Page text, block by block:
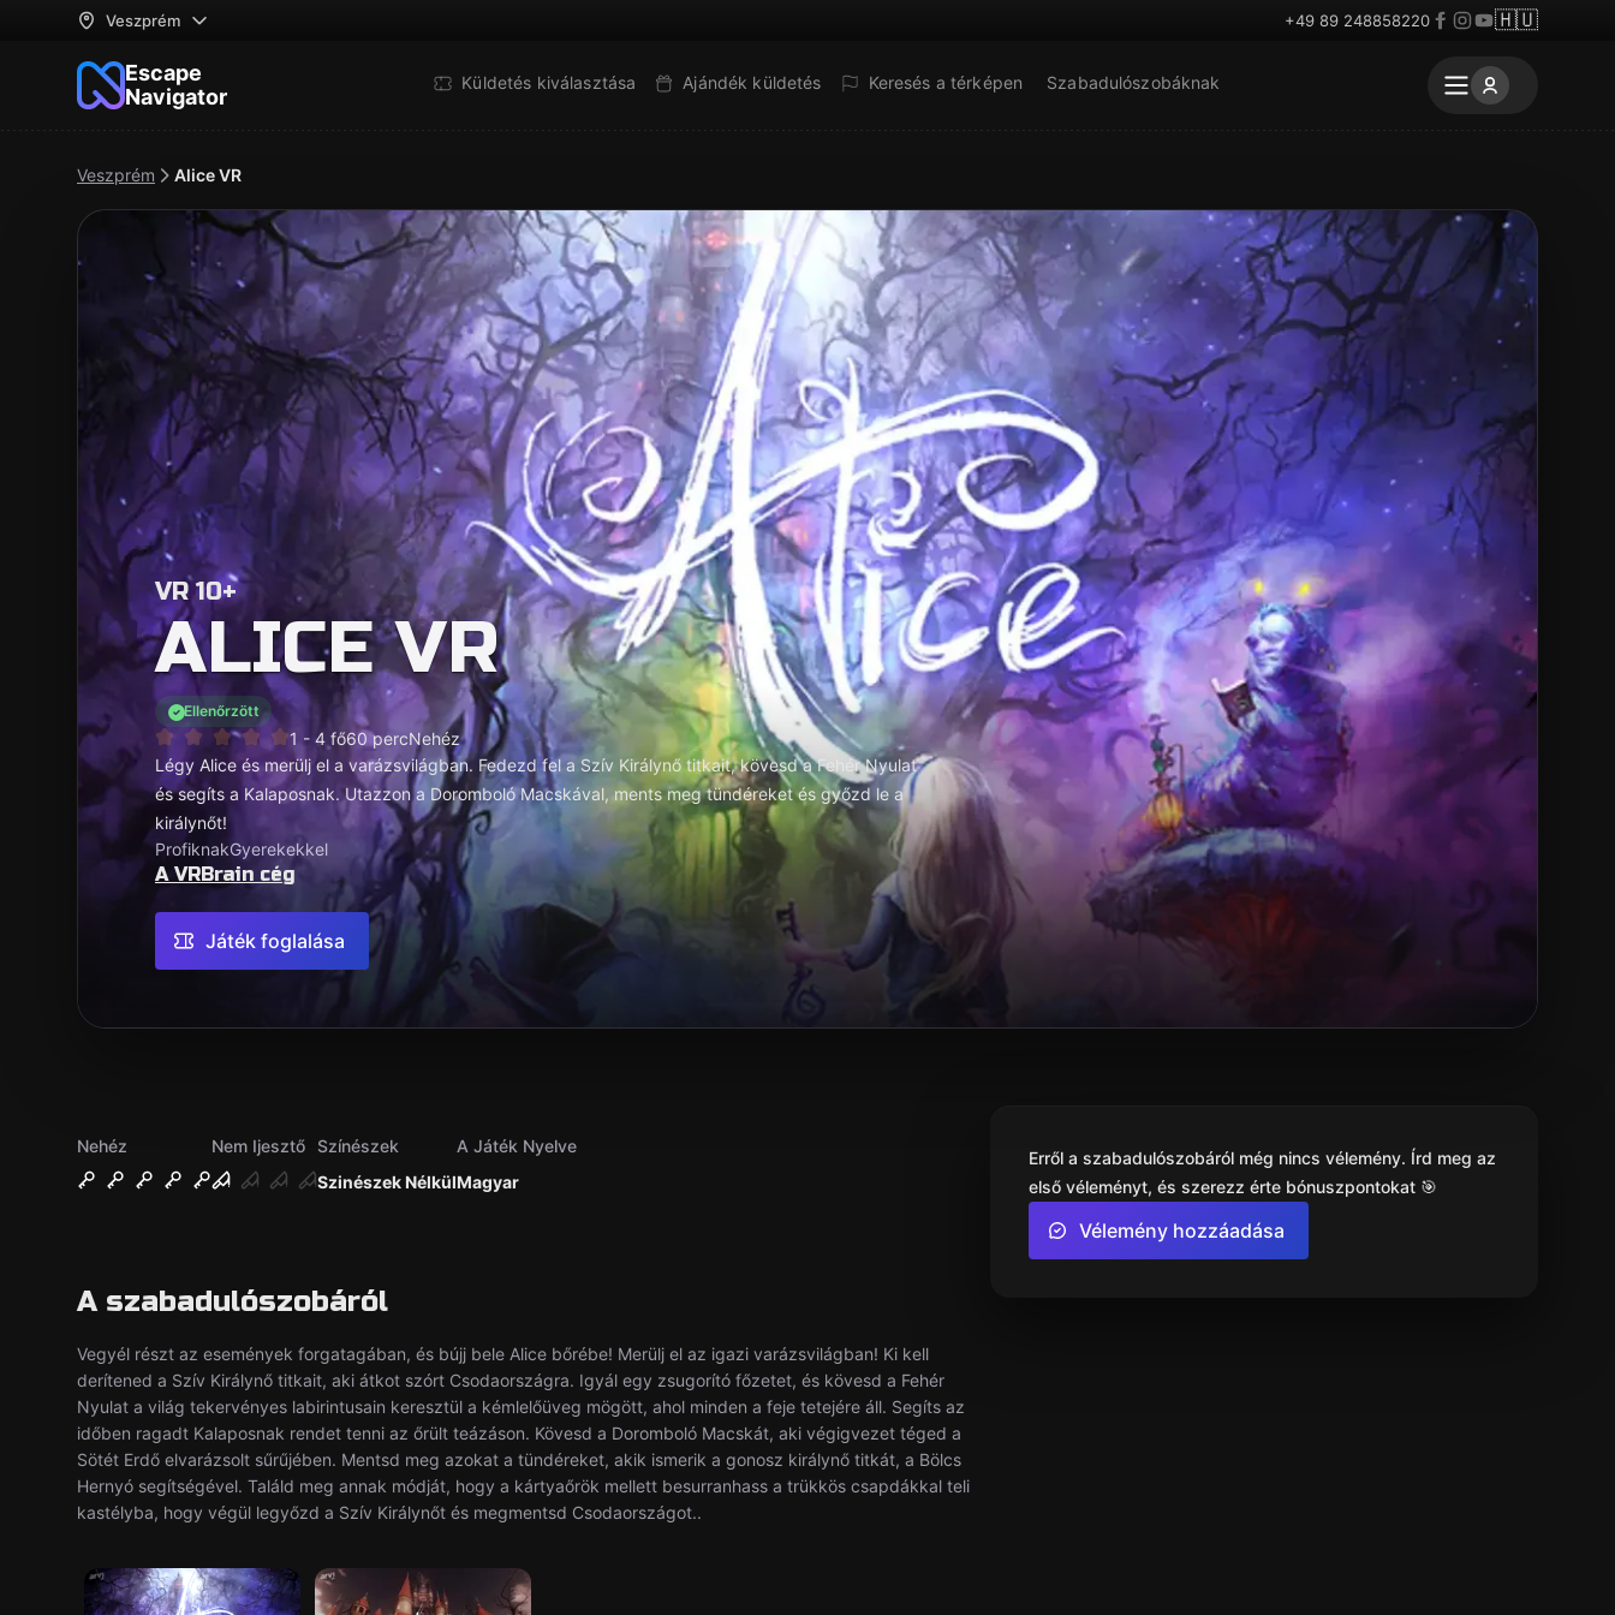
Veszprém +49 89 248858220 🇭🇺
Escape
Navigator
Küldetés kiválasztása Ajándék küldetés Keresés a térképen Szabadulószobáknak
Veszprém Alice VR
VR 10+
ALICE VR
Ellenőrzött
1 - 4 fő60 percNehéz
Légy Alice és merülj el a varázsvilágban. Fedezd fel a Szív Királynő titkait, kövesd a Fehér Nyulat
és segíts a Kalaposnak. Utazzon a Doromboló Macskával, ments meg tündéreket és győzd le a
királynőt!
ProfiknakGyerekekkel
A VRBrain cég
Játék foglalása
Nehéz
Nem Ijesztő
Szinészek Nélkül
Színészek
Magyar
A Játék Nyelve
A szabadulószobáról
Vegyél részt az események forgatagában, és bújj bele Alice bőrébe! Merülj el az igazi varázsvilágban! Ki kell
derítened a Szív Királynő titkait, aki átkot szórt Csodaországra. Igyál egy zsugorító főzetet, és kövesd a Fehér
Nyulat a világ tekervényes labirintusain keresztül a kémlelőüveg mögött, ahol minden a feje tetejére áll. Segíts az
időben ragadt Kalaposnak rendet tenni az őrült teázáson. Kövesd a Doromboló Macskát, aki végigvezet téged a
Sötét Erdő elvarázsolt sűrűjében. Mentsd meg azokat a tündéreket, akik ismerik a gonosz királynő titkát, a Bölcs
Hernyó segítségével. Találd meg annak módját, hogy a kártyaőrök mellett besurranhass a trükkös csapdákkal teli
kastélyba, hogy végül legyőzd a Szív Királynőt és megmentsd Csodaországot..
Erről a szabadulószobáról még nincs vélemény. Írd meg az
első véleményt, és szerezz érte bónuszpontokat 🎯
Vélemény hozzáadása